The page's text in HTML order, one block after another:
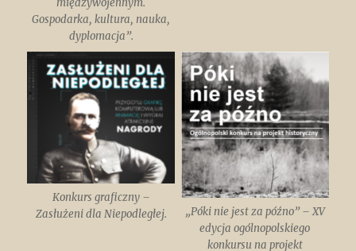
Gospodarka, kultura, nauka,
dyplomacja”.
Konkurs graficzny –
Zasłużeni dla Niepodległej.
„Póki nie jest za późno” – XV
edycja ogólnopolskiego
konkursu na projekt